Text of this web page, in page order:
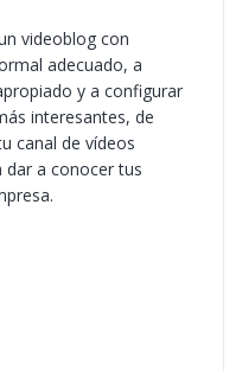
videoblog con
adecuado, a
y a configurar
interesantes, de
canal de vídeos
dar a conocer tus